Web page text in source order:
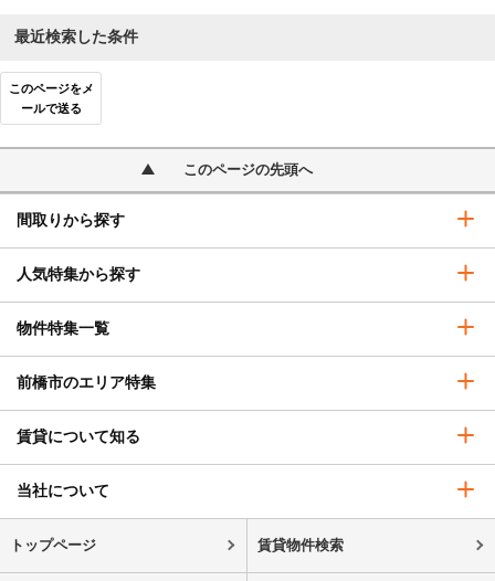
最近検索した条件
このページをメ
ールで送る
このページの先頭へ
間取りから探す
人気特集から探す
物件特集一覧
前橋市のエリア特集
賃貸について知る
当社について
トップページ 賃貸物件検索